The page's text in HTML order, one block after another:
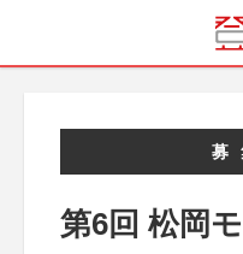
募
第6回 松岡